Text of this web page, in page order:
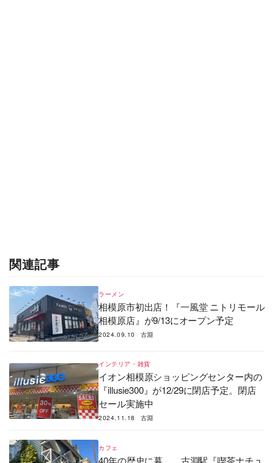
関連記事
ラーメン
相模原市初出店！『一風堂 ニトリモール
相模原店』が9/13にオープン予定
2024.09.10 古淵
インテリア・雑貨
イオン相模原ショッピングセンター内の
『illusie300』が12/29に閉店予定。閉店
セール実施中
2024.11.18 古淵
カフェ
40年の歴史に幕…。古淵駅『喫茶ナチュ